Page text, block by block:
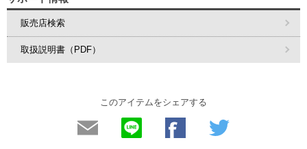
販売店検索
取扱説明書（PDF）
このアイテムをシェアする